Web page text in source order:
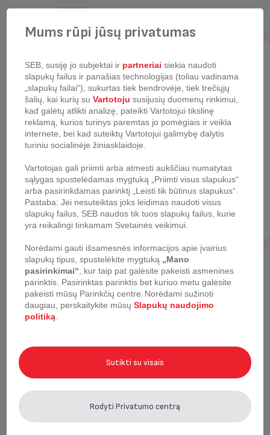
Su mumis - nepraleisite nieko!
Prisijunkite prie mūsų prenumeratorių grupės ir mėgaukitės
naujausia informacija. Mes Jus informuosime apie esamas
akcijas, specialius pasiūlymus, išpardavimus ir naujus
gaminius.
registruota buveinė yra ul. Inflancka 4C, 00-189, Varšuvoje.
Norėdami
prenumeruoti mūsų
naujienlaiškį -
spauskite čia!
reklamines kampanijas.
Registracija
SULENKTI
Mums rūpi jūsų privatumas
SEB, susiję jo subjektai ir partneriai siekia naudoti
slapukų failus ir panašias technologijas (toliau vadinama
„slapukų failai“), sukurtas tiek bendrovėje, tiek trečiųjų
šalių, kai kurių su Vartotoju susijusių duomenų rinkimui,
kad galėtų atlikti analizę, pateikti Vartotojui tikslinę
reklamą, kurios turinys paremtas jo pomėgiais ir veikla
internete, bei kad suteiktų Vartotojui galimybę dalytis
turiniu socialinėje žiniasklaidoje.
Vartotojas gali priimti arba atmesti aukščiau numatytas
sąlygas spustelėdamas mygtuką „Priimti visus slapukus“
arba pasirinkdamas parinktį „Leisti tik būtinus slapukus“.
Pastaba: Jei nesuteiktas joks leidimas naudoti visus
slapukų failus, SEB naudos tik tuos slapukų failus, kurie
yra reikalingi tinkamam Svetainės veikimui.
Norėdami gauti išsamesnės informacijos apie įvairius
slapukų tipus, spustelėkite mygtuką „Mano
pasirinkimai“ , kur taip pat galėsite pakeisti asmenines
parinktis. Pasirinktas parinktis bet kuriuo metu galėsite
pakeisti mūsų Parinkčių centre. Norėdami sužinoti
daugiau, perskaitykite mūsų Slapukų naudojimo
politiką
Sutikti su visais
Rodyti Privatumo centrą